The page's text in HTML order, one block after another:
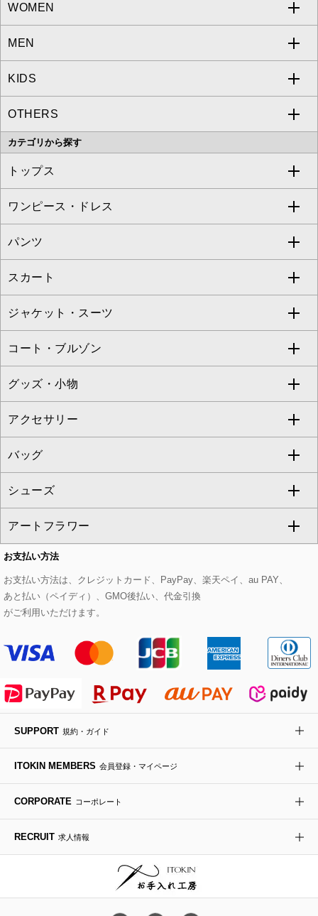
WOMEN
a.v.v
MICHEL KLEIN
MK MICHEL KLEIN
OFUON le MK
eur3
Maison de CINQ
MK MICHEL KLEIN BAG
re:edition project 165
MEN
a.v.v
MICHEL KLEIN HOMME
MK MICHEL KLEIN HOMME
KIDS
a.v.v
OTHERS
MK MICHEL KLEIN BAG
カテゴリから探す
トップス
すべてのトップス
カットソー・Tシャツ
ブラウス・シャツ
ニット・セーター
カーディガン
アンサンブルセット
ベスト・ジレ
パーカー
タンクトップ・キャミソール
スウェット・ジャージー
その他のトップス
ワンピース・ドレス
すべてのワンピース・ドレス
ワンピース
ドレス
チュニック
ジャンパースカート
その他のワンピース・ドレス
パンツ
すべてのパンツ
フルレングスパンツ
クロップド・半端丈パンツ
ガウチョ・ワイドパンツ
ハーフ・ショート丈パンツ
サロペット・オールインワン
その他のパンツ
スカート
すべてのスカート
ロング・マキシ丈スカート
ひざ丈スカート
ミモレ丈スカート
ショート・ミニ丈スカート
その他のスカート
ジャケット・スーツ
すべてのジャケット・スーツ
テーラードジャケット
ノーカラージャケット
セットアップ
セットアップジャケット
セットアップパンツ
セットアップスカート
セットアップワンピース
コート・ブルゾン
すべてのコート・ブルゾン
トレンチコート
ピーコート
ダッフルコート
チェスターコート
モッズコート
ステンカラーコート
ライダースジャケット
デニムジャケット
ダウンジャケット・コート
その他のコート・ブルゾン
グッズ・小物
すべてのグッズ・小物
マスク
ストール・マフラー・スヌード
ベルト・サスペンダー
帽子
ヘアアクセサリー
ハンカチ・バンダナ
手袋
チャーム・ストラップ
傘・日傘
アクセサリー
すべてのアクセサリー
ネックレス
ピアス・イヤリング
ブレスレット・バングル
ブローチ・コサージュ
バッグ
すべてのバッグ
トートバッグ
ショルダーバッグ
ボストンバッグ
バックパック・リュック
ボディバッグ・メッセンジャーバッグ
トラベルバッグ
ビジネスバッグ
その他のバッグ
シューズ
すべてのシューズ
パンプス
スニーカー
フラットシューズ
ローファー
ドレスシューズ
サンダル・ミュール
その他のシューズ
アートフラワー
すべてのアートフラワー
ローズ
カサブランカ・カラー
ラナンキュラス
ポプリアレンジ＆フレグランス
その他のアートフラワー
お支払い方法
お支払い方法は、クレジットカード、PayPay、楽天ペイ、au PAY、
あと払い（ペイディ）、GMO後払い、代金引換
がご利用いただけます。
SUPPORT 規約・ガイド
ITOKIN MEMBERS 会員登録・マイページ
CORPORATE コーポレート
RECRUIT 求人情報